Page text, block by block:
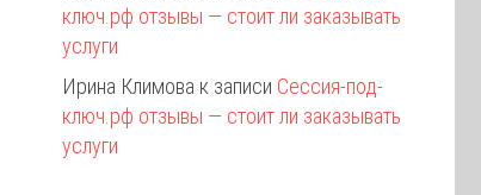
ключ.рф отзывы — стоит ли заказывать
услуги
Ирина Климова к записи Сессия-под-
ключ.рф отзывы — стоит ли заказывать
услуги